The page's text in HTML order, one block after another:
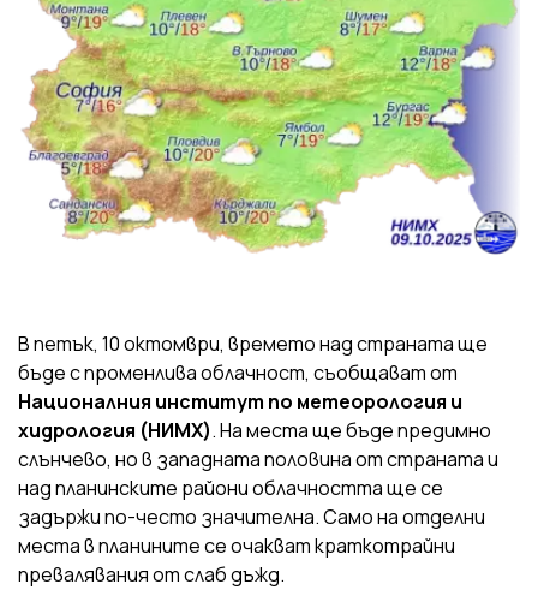
В петък, 10 октомври, времето над страната ще
бъде с променлива облачност, съобщават от
Националния институт по метеорология и
хидрология (НИМХ). На места ще бъде предимно
слънчево, но в западната половина от страната и
над планинските райони облачността ще се
задържи по-често значителна. Само на отделни
места в планините се очакват краткотрайни
превалявания от слаб дъжд.